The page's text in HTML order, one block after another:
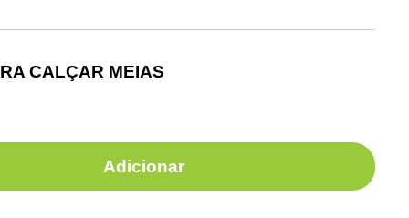
CALÇAR MEIAS
Adicionar